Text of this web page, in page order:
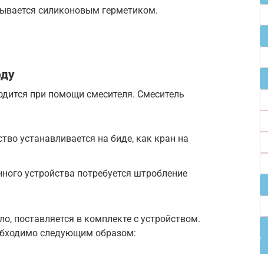
силиконовым герметиком.
при помощи смесителя. Смеситель
устанавливается на биде, как кран на
устройства потребуется штробление
поставляется в комплекте с устройством.
следующим образом: